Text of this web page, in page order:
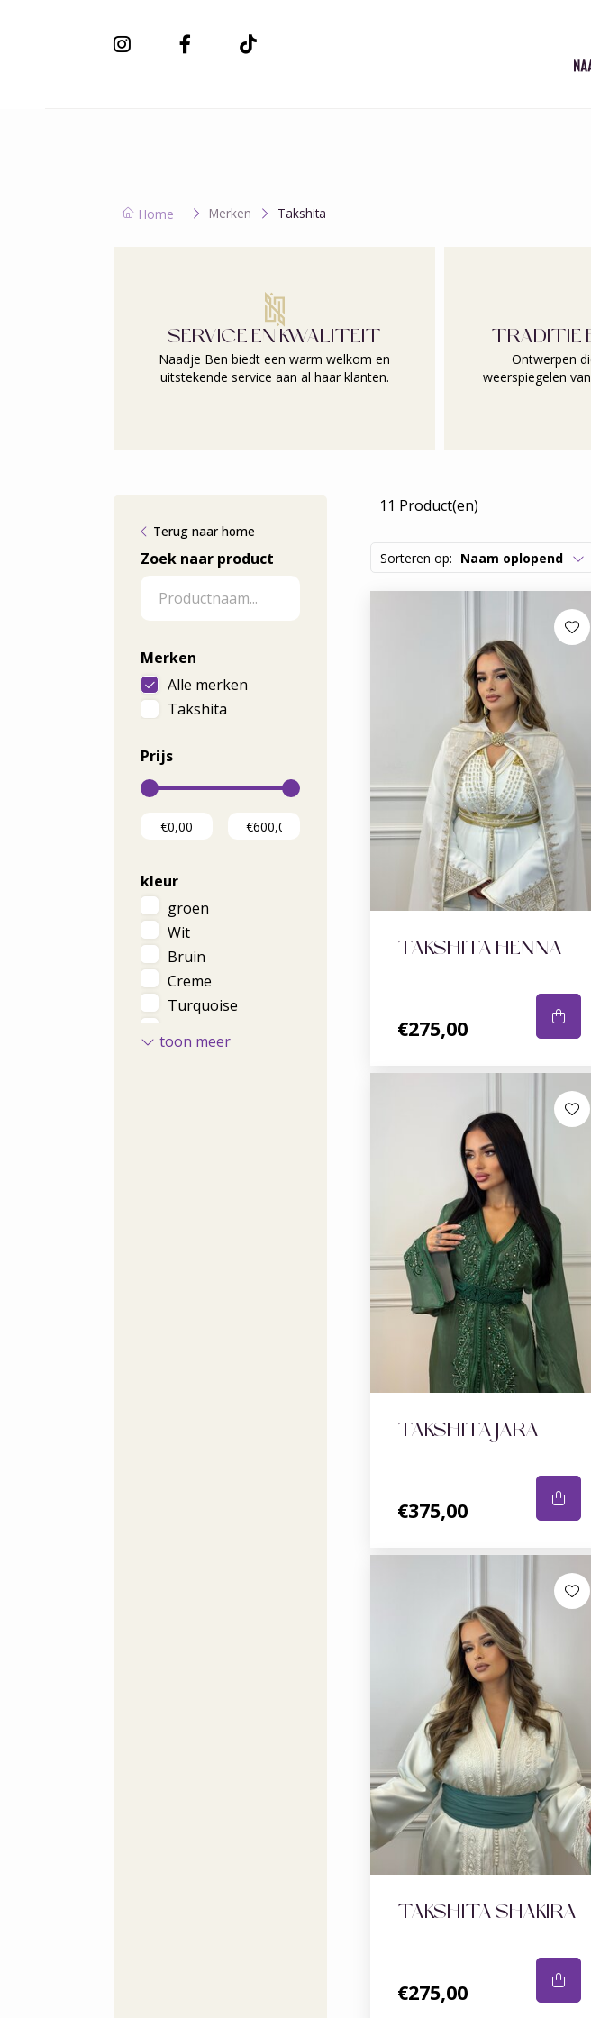
Nieuwe collectie
Home Merken Takshita
SERVICE EN KWALITEIT
Naadje Ben biedt een warm welkom en
uitstekende service aan al haar klanten.
TRADITIE
Ontwerpen
weerspiegelen
Terug naar home
Zoek naar product
Merken
Alle merken
Takshita
Prijs
kleur
groen
Wit
Bruin
Creme
Turquoise
toon meer
11 Product(en)
Sorteren op: Naam oplopend
TAKSHITA HENNA
€275,00
TAKSHITA JARA
€375,00
TAKSHITA SHAKIRA
€275,00